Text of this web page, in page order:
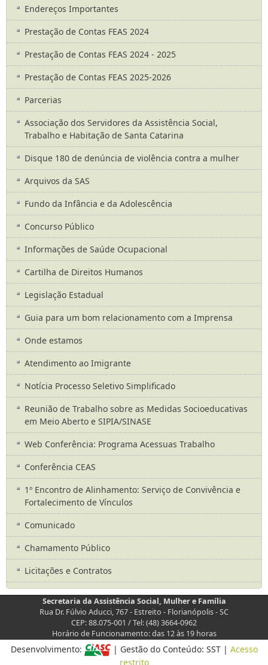
Endereços Importantes
Prestação de Contas FEAS 2024
Prestação de Contas FEAS 2024 - 2025
Prestação de Contas FEAS 2025-2026
Parcerias
Associação dos Servidores da Assistência Social,
Trabalho e Habitação de Santa Catarina
Disque 180 de denúncia de violência contra a mulher
Arquivos da SAS
Fundo da Infância e da Adolescência
Concurso Público
Informações de Saúde Ocupacional
Cartilha de Direitos Humanos
Legislação Estadual
Guia para um bom relacionamento com a Imprensa
Onde estamos
Atendimento ao Imigrante
Notícia Processo Seletivo Simplificado
Reunião de Trabalho sobre as Medidas Socioeducativas
em Meio Aberto e SIPIA/SINASE
Web Conferência: Programa Acessuas Trabalho
Conferência CEAS
1º Encontro de Alinhamento: Serviço de Convivência e
Fortalecimento de Vínculos
Comunicado
Chamamento Público
Licitações e Contratos
Secretaria da Assistência Social, Mulher e Família
Rua Dr. Fúlvio Aducci, 767 - Estreito - Florianópolis - SC
CEP: 88.075-001 / Tel: (48) 3664-0962
Horário de Funcionamento: das 12 às 19 horas
Desenvolvimento: | Gestão do Conteúdo: SST | Acesso
restrito